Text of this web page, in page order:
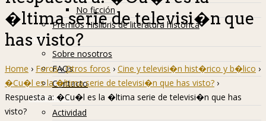
No ficción
Premios Hislibris de literatura histórica
Info
Sobre nosotros
FAQs
Contacto
Hislibreños
Actividad
�ltima serie de televisi�n que
has visto?
Home › Foros › Otros foros › Cine y televisi�n hist�rico y b�lico ›
�Cu�l es la �ltima serie de televisi�n que has visto? ›
Respuesta a: �Cu�l es la �ltima serie de televisi�n que has
visto?